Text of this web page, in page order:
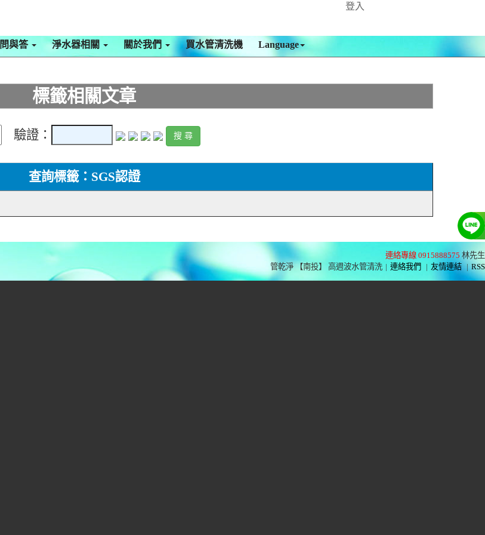
登入
問與答 淨水器相關 關於我們 買水管清洗機 Language
標籤相關文章
驗證：
查詢標籤：SGS認證
連絡專線 0915888575 林先生
管乾淨 【南投】 高週波水管清洗 | 連絡我們 | 友情連結 | RSS